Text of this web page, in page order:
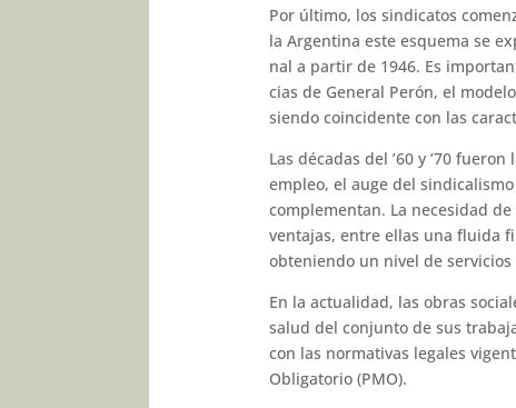
Por último, los sindicatos
la Argentina este esquema se
nal a partir de 1946. Es
cias de General Perón, el
siendo coincidente con las
Las décadas del ’60 y ’70
empleo, el auge del
complementan. La necesidad
ventajas, entre ellas una fluida
obteniendo un nivel de
En la actualidad, las obras
salud del conjunto de sus
con las normativas legales
Obligatorio (PMO).